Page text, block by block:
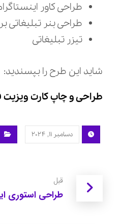
طراحی کاور
طراحی بنر تبلیغاتی
تیزر تبلیغاتی
شاید این طرح را بپسندید:
طراحی و چاپ کارت ویزیت
دسامبر ۱۱, ۲۰۲۴
قبل
طراحی استوری